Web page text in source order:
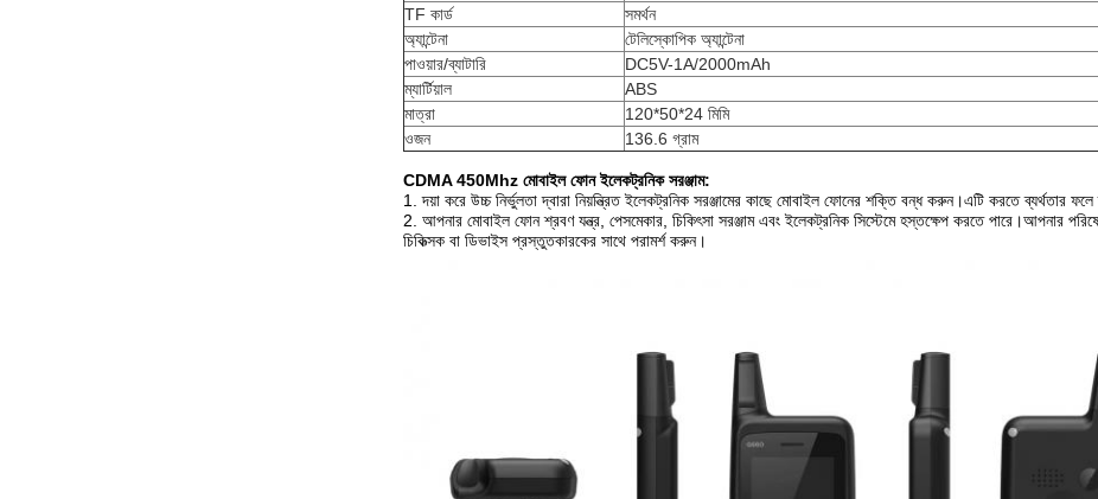
TF কার্ড
সমর্থন
অ্যান্টেনা
টেলিস্কোপিক অ্যান্টেনা
পাওয়ার/ব্যাটারি
DC5V-1A/2000mAh
ম্যার্টিয়াল
ABS
মাত্রা
120*50*24 মিমি
ওজন
136.6 গ্রাম
CDMA 450Mhz মোবাইল ফোন ইলেকট্রনিক সরঞ্জাম:
1. দয়া করে উচ্চ নির্ভুলতা দ্বারা নিয়ন্ত্রিত ইলেকট্রনিক সরঞ্জামের কাছে মোবাইল ফোনের শক্তি বন্ধ করুন।এটি করতে ব্যর্থতার
2. আপনার মোবাইল ফোন শ্রবণ যন্ত্র, পেসমেকার, চিকিৎসা সরঞ্জাম এবং ইলেকট্রনিক সিস্টেমে হস্তক্ষেপ করতে পারে।আপনার
চিকিত্সক বা ডিভাইস প্রস্তুতকারকের সাথে পরামর্শ করুন।